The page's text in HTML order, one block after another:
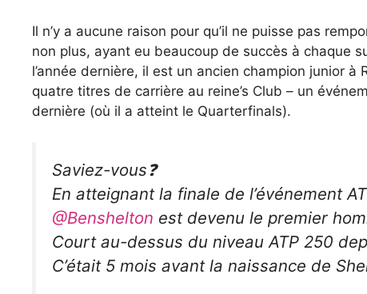
Il n’y a aucune raison pour qu’il ne puisse pas
non plus, ayant eu beaucoup de succès à chaque
l’année dernière, il est un ancien champion junior
quatre titres de carrière au reine’s Club – un
dernière (où il a atteint le Quarterfinals).
Saviez-vous❓
En atteignant la finale de l’événement
@Benshelton est devenu le premier
Court au-dessus du niveau ATP 250
C’était 5 mois avant la naissance de